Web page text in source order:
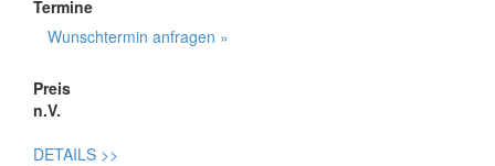
Termine
Wunschtermin anfragen »
Preis
n.V.
DETAILS >>